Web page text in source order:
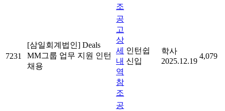
조
7231
[삼일회계법인] Deals
MM그룹 업무 지원 인턴
채용
공
고
상
세
내
역
참
조
인턴쉽
신입
학사
2025.12.19
4,079
공